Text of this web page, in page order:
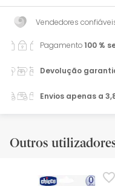
Vendedores
Pagamento100 %
Devolução
Envios apenas a
Outros